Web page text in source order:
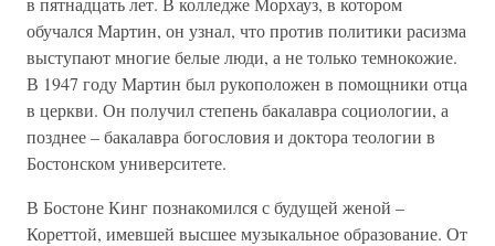
обучался Мартин, он узнал, что против политики расизма
выступают многие белые люди, а не только темнокожие.
В 1947 году Мартин был рукоположен в помощники отца
в церкви. Он получил степень бакалавра социологии, а
позднее – бакалавра богословия и доктора теологии в
Бостонском университете.
В Бостоне Кинг познакомился с будущей женой –
Кореттой, имевшей высшее музыкальное образование. От